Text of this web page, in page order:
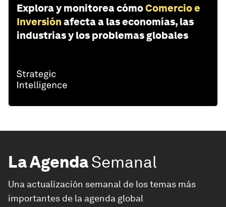
Explora y monitorea cómoComercio e
Inversión afecta a las economías, las
industrias y los problemas globales
La AgendaSemanal
Una actualización semanal de los temas más
importantes de la agenda global